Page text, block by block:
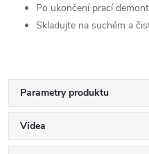
Po ukončení prací
Skladujte na suchém a
Parametry produktu
Videa